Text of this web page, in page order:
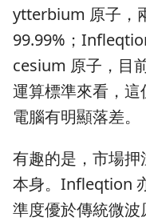
ytterbium 原子，
99.99%；
cesium 原子，目
運算標準來看，
電腦有明顯落差。
有趣的是，市場押
本身。Infleqtion
準度優於傳統微